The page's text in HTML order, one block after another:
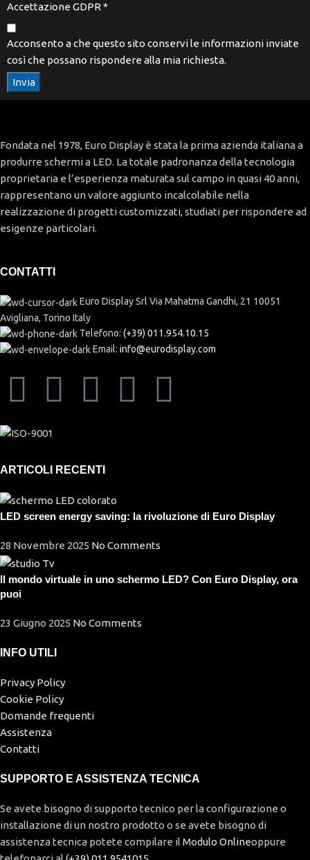
Accettazione GDPR *
Acconsento a che questo sito conservi le informazioni inviate
così che possano rispondere alla mia richiesta.
Invia
Fondata nel 1978, Euro Display è stata la prima azienda italiana a
produrre schermi a LED. La totale padronanza della tecnologia
proprietaria e l’esperienza maturata sul campo in quasi 40 anni,
rappresentano un valore aggiunto incalcolabile nella
realizzazione di progetti customizzati, studiati per rispondere ad
esigenze particolari.
CONTATTI
Euro Display Srl Via Mahatma Gandhi, 21 10051
Avigliana, Torino Italy
Telefono: (+39) 011.954.10.15
Email: info@eurodisplay.com
ARTICOLI RECENTI
LED screen energy saving: la rivoluzione di Euro Display
28 Novembre 2025 No Comments
Il mondo virtuale in uno schermo LED? Con Euro Display, ora
puoi
23 Giugno 2025 No Comments
INFO UTILI
Privacy Policy
Cookie Policy
Domande frequenti
Assistenza
Contatti
SUPPORTO E ASSISTENZA TECNICA
Se avete bisogno di supporto tecnico per la configurazione o
installazione di un nostro prodotto o se avete bisogno di
assistenza tecnica potete compilare il Modulo Onlineoppure